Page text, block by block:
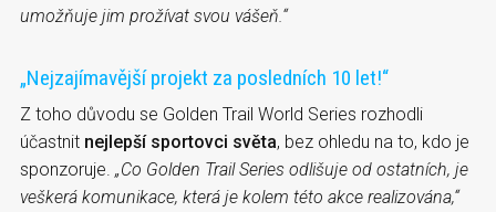
umožňuje jim prožívat svou vášeň.“
„Nejzajímavější projekt za posledních 10 let!“
Z toho důvodu se Golden Trail World Series rozhodli
účastnit nejlepší sportovci světa, bez ohledu na to, kdo je
sponzoruje. „Co Golden Trail Series odlišuje od ostatních, je
veškerá komunikace, která je kolem této akce realizována,“